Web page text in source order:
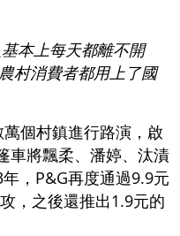
本上每天都離不開
村消費者都用上了國
個村鎮進行路演，啟
車將飄柔、潘婷、汰漬
，P&G再度通過9.9元
，之後還推出1.9元的